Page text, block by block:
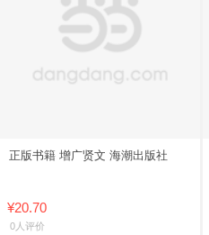
正版书籍 增广贤文 海潮出版社
¥20.70
0人评价